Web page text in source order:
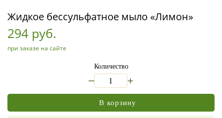
Жидкое бессульфатное мыло «Лимон»
294 руб.
при заказе на сайте
Количество
+
В корзину